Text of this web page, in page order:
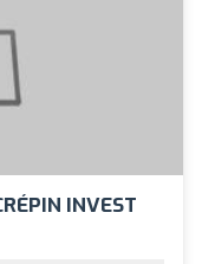
INVEST